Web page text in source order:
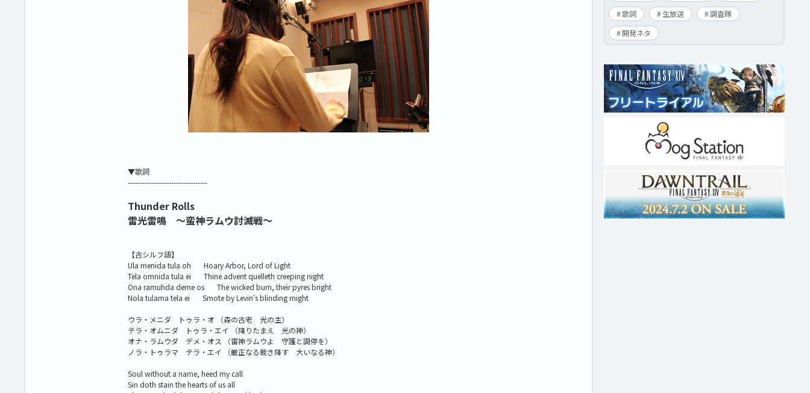
▼歌詞
---------------------------------
Thunder Rolls
雷光雷鳴 ～蛮神ラムウ討滅戦～
【古シルフ語】
Ula menida tula oh Hoary Arbor, Lord of Light
Tela omnida tula ei Thine advent quelleth creeping night
Ona ramuhda deme os The wicked burn, their pyres bright
Nola tulama tela ei Smote by Levin's blinding might
ウラ・メニダ トゥラ・オ （森の古老 光の主）
テラ・オムニダ トゥラ・エイ （降りたまえ 光の神）
オナ・ラムウダ デメ・オス （雷神ラムウよ 守護と調停を）
ノラ・トゥラマ テラ・エイ （厳正なる裁き降す 大いなる神）
Soul without a name, heed my call
Sin doth stain the hearts of us all
歌詞
生放送
調査隊
開発ネタ